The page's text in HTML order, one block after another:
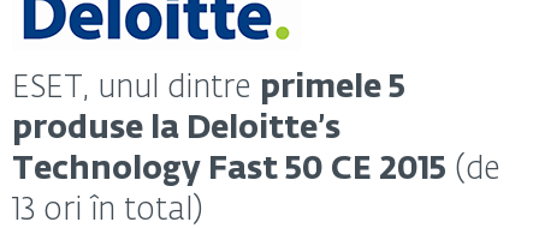
ESET, unul dintre primele 5
produse la Deloitte’s
Technology Fast 50 CE 2015 (de
13 ori în total)